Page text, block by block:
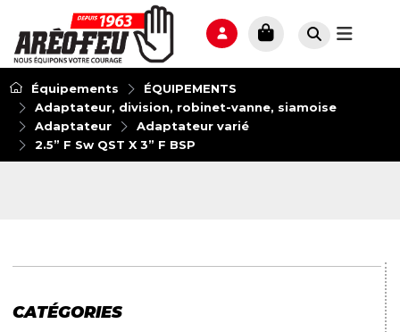
Équipements
ÉQUIPEMENTS
Adaptateur, division, robinet-vanne, siamoise
Adaptateur
Adaptateur varié
2.5” F Sw QST X 3” F BSP
CATÉGORIES